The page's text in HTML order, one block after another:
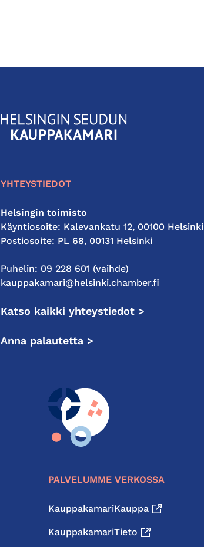
KauppakamariHelsingin
seudun
YHTEYSTIEDOT
Helsingin toimisto
Käyntiosoite: Kalevankatu 12, 00100 Helsinki
Postiosoite: PL 68, 00131 Helsinki
Puhelin: 09 228 601 (vaihde)
kauppakamari@helsinki.chamber.fi
Katso kaikki yhteystiedot >
Anna palautetta >
PALVELUMME VERKOSSA
KauppakamariKauppa
KauppakamariTieto